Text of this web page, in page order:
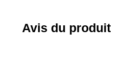
Avis du produit